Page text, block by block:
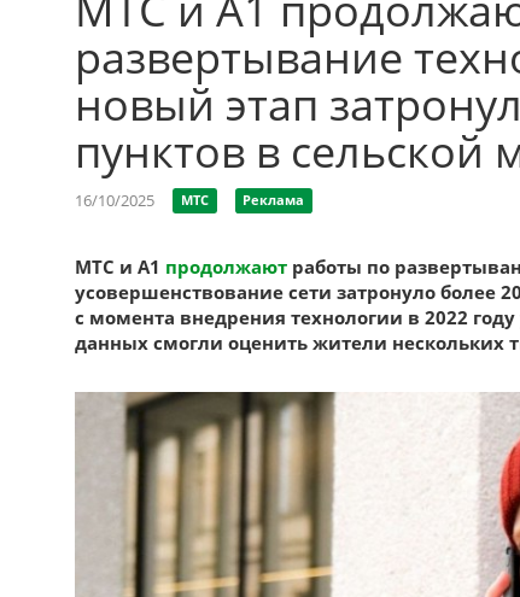
развертывание
новый этап
пунктов в сельской
16/10/2025 МТС Реклама
МТС и А1 продолжают работы по
усовершенствование сети затронуло более
с момента внедрения технологии в 2022
данных смогли оценить жители нескольких